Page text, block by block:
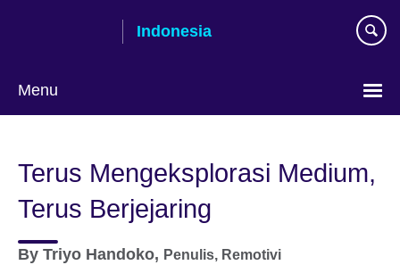
Indonesia
Menu
Terus Mengeksplorasi Medium,
Terus Berjejaring
By Triyo Handoko, Penulis, Remotivi